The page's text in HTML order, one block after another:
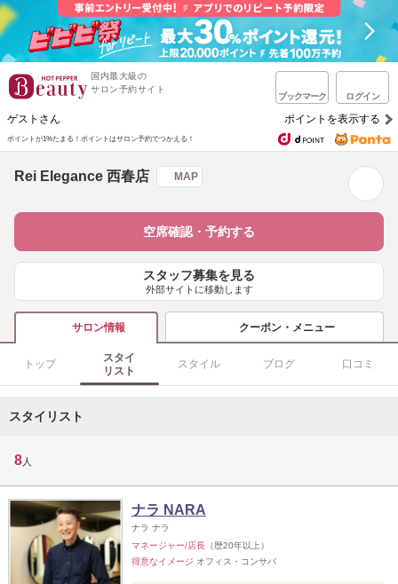
国内最大級の
サロン予約サイト
ブックマーク ログイン
ゲストさん ポイントを表示する
ポイントが1%たまる！ ポイントはサロン予約でつかえる！
Rei Elegance 西春店 MAP
空席確認・予約する
スタッフ募集を見る
外部サイトに移動します
サロン情報 クーポン・メニュー
トップ
スタイ
リスト
スタイル ブログ 口コミ
スタイリスト
8 人
ナラ NARA
ナラ ナラ
マネージャー/店長 （歴20年以上）
得意なイメージ オフィス・コンサバ